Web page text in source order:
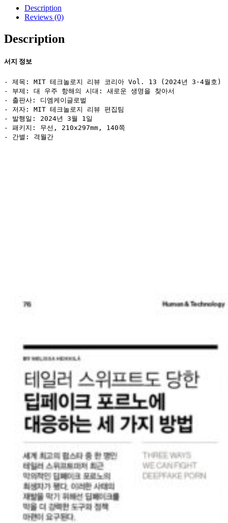
로
생
명
아
서
(Vol.13)
quantity
Description
Reviews (0)
Description
서지 정보
- 제목: MIT 테크놀로지 리뷰 코리아 Vol. 13 (2024년 3·4월호)
- 부제: 대 우주 항해의 시대: 새로운 생명을 찾아서
- 출판사: 디엠케이글로벌
- 저자: MIT 테크놀로지 리뷰 편집팀
- 발행일: 2024년 3월 1일
- 패키지: 무선, 210x297mm, 140쪽
- 간별: 격월간